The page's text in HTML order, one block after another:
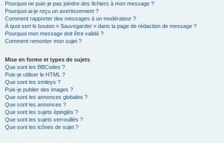
Pourquoi ne puis-je pas joindre des fichiers à mon message ?
Pourquoi ai-je reçu un avertissement ?
Comment rapporter des messages à un modérateur ?
À quoi sert le bouton « Sauvegarder » dans la page de rédaction de message ?
Pourquoi mon message doit être validé ?
Comment remonter mon sujet ?
Mise en forme et types de sujets
Que sont les BBCodes ?
Puis-je utiliser le HTML ?
Que sont les smileys ?
Puis-je publier des images ?
Que sont les annonces globales ?
Que sont les annonces ?
Que sont les sujets épinglés ?
Que sont les sujets verrouillés ?
Que sont les icônes de sujet ?